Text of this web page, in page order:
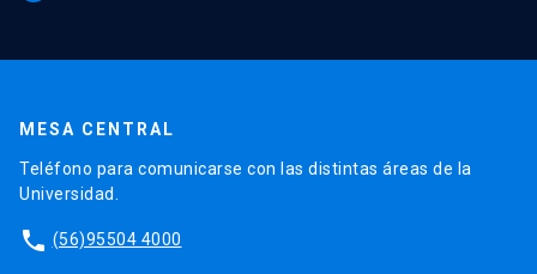
MESA CENTRAL
Teléfono para comunicarse con las distintas áreas de la
Universidad.
phone (56)95504 4000